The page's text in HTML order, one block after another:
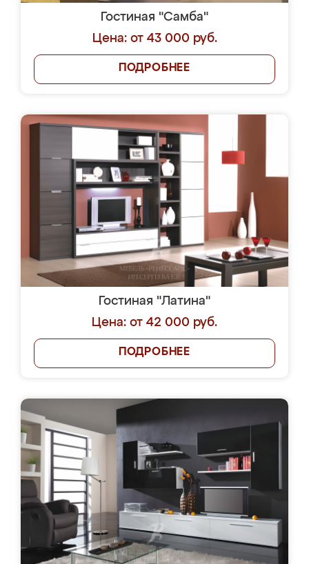
Гостиная "Самба"
Цена: от 43 000 руб.
ПОДРОБНЕЕ
Гостиная "Латина"
Цена: от 42 000 руб.
ПОДРОБНЕЕ